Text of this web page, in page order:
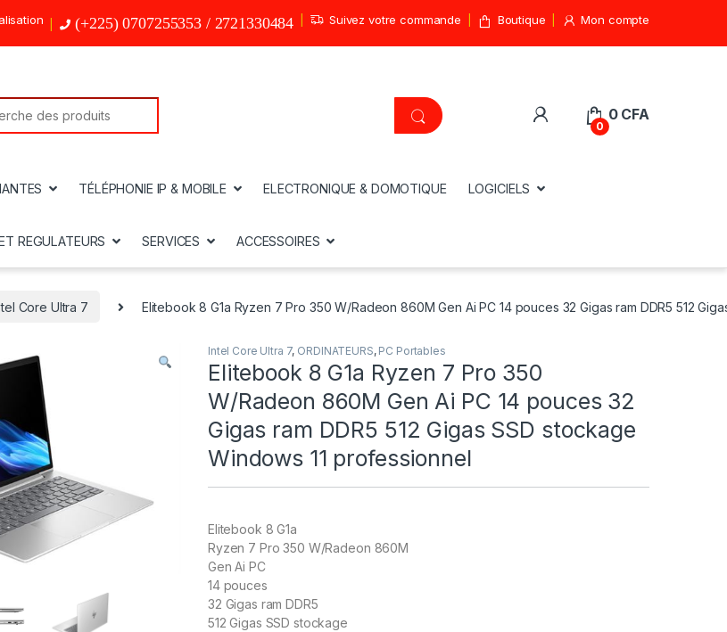
(+225) 0707255353 / 2721330484 Suivez votre commande Boutique Mon compte
for:
0
0 CFA
TÉLÉPHONIE IP & MOBILE ELECTRONIQUE & DOMOTIQUE LOGICIELS
REGULATEURS SERVICES ACCESSOIRES
Core Ultra 7 Elitebook 8 G1a Ryzen 7 Pro 350 W/Radeon 860M Gen Ai PC 14 pouces 32 Gigas ram DDR5 512
Intel Core Ultra 7, ORDINATEURS, PC Portables
Elitebook 8 G1a Ryzen 7 Pro 350
W/Radeon 860M Gen Ai PC 14 pouces 32
Gigas ram DDR5 512 Gigas SSD stockage
Windows 11 professionnel
Elitebook 8 G1a
Ryzen 7 Pro 350 W/Radeon 860M
Gen Ai PC
14 pouces
32 Gigas ram DDR5
512 Gigas SSD stockage